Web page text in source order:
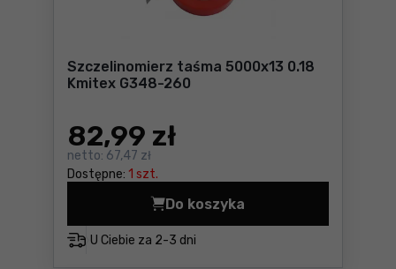
Szczelinomierz taśma 5000x13 0.18
Kmitex G348-260
82,99 zł
netto: 67,47 zł
Dostępne: 1 szt.
U Ciebie za 2-3 dni
Do koszyka
Szczelinomierz taśma